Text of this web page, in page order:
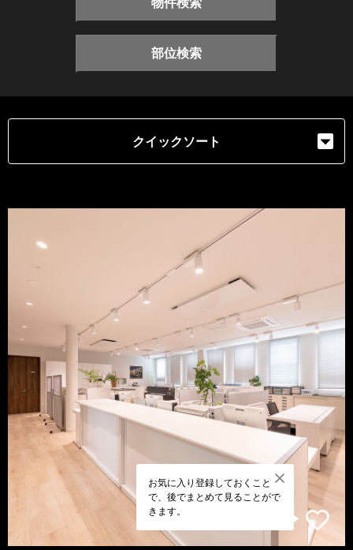
部位検索
クイックソート
お気に入り登録しておくこと
で、後でまとめて見ることがで
きます。